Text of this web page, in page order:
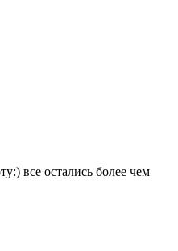
все остались более чем